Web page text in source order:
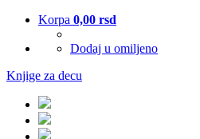
Korpa 0,00 rsd
Dodaj u omiljeno
Knjige za decu